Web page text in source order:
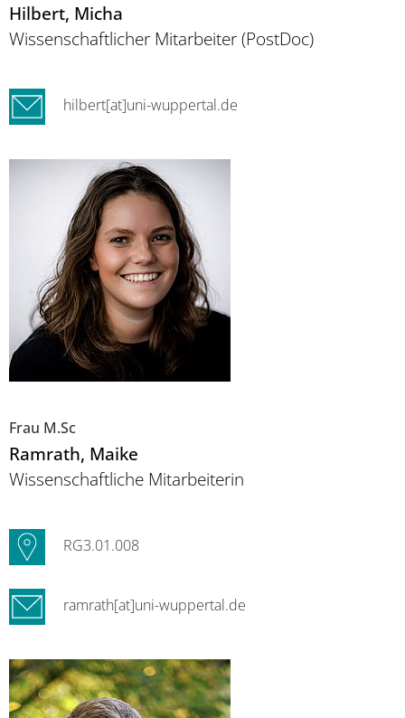
Hilbert, Micha
Wissenschaftlicher Mitarbeiter (PostDoc)
hilbert[at]uni-wuppertal.de
Frau M.Sc
Ramrath, Maike
Wissenschaftliche Mitarbeiterin
RG3.01.008
ramrath[at]uni-wuppertal.de